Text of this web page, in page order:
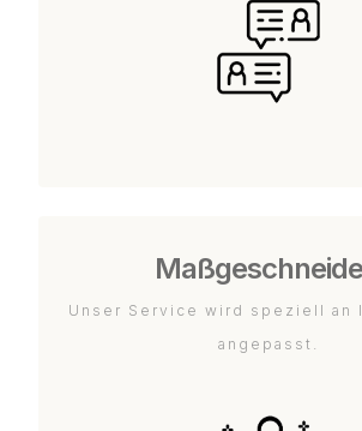
Unser Service wird speziell an
angepasst.